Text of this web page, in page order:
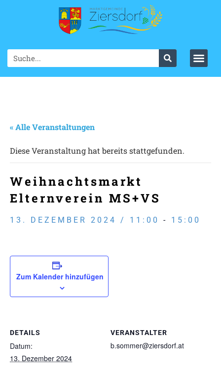
« Alle Veranstaltungen
Diese Veranstaltung hat bereits stattgefunden.
Weihnachtsmarkt
Elternverein MS+VS
13. DEZEMBER 2024 / 11:00 - 15:00
Zum Kalender hinzufügen
DETAILS
Datum:
13. Dezember 2024
VERANSTALTER
b.sommer@ziersdorf.at